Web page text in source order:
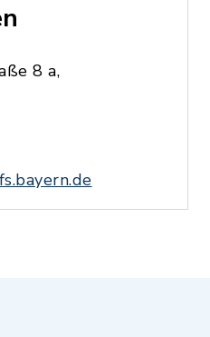
8 a,